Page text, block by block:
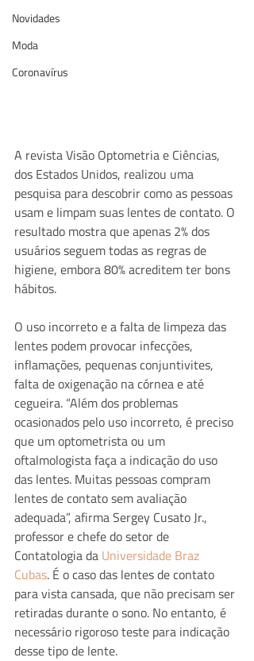
Novidades
Moda
Coronavírus
A revista Visão Optometria e Ciências,
dos Estados Unidos, realizou uma
pesquisa para descobrir como as pessoas
usam e limpam suas lentes de contato. O
resultado mostra que apenas 2% dos
usuários seguem todas as regras de
higiene, embora 80% acreditem ter bons
hábitos.
O uso incorreto e a falta de limpeza das
lentes podem provocar infecções,
inflamações, pequenas conjuntivites,
falta de oxigenação na córnea e até
cegueira. “Além dos problemas
ocasionados pelo uso incorreto, é preciso
que um optometrista ou um
oftalmologista faça a indicação do uso
das lentes. Muitas pessoas compram
lentes de contato sem avaliação
adequada”, afirma Sergey Cusato Jr.,
professor e chefe do setor de
Contatologia da Universidade Braz
Cubas. É o caso das lentes de contato
para vista cansada, que não precisam ser
retiradas durante o sono. No entanto, é
necessário rigoroso teste para indicação
desse tipo de lente.